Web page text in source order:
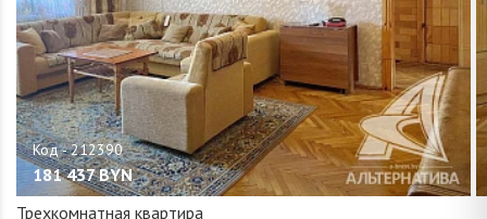
181 437 BYN
Трехкомнатная квартира